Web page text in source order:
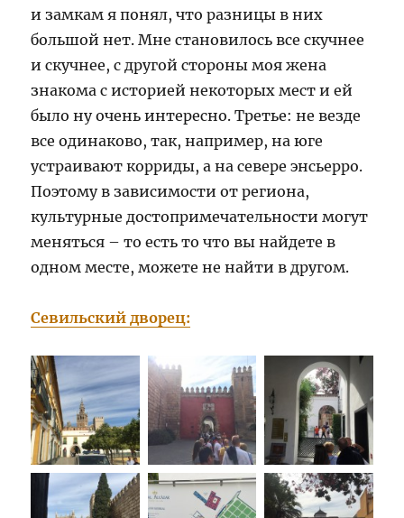
и замкам я понял, что разницы в них
большой нет. Мне становилось все скучнее
и скучнее, с другой стороны моя жена
знакома с историей некоторых мест и ей
было ну очень интересно. Третье: не везде
все одинаково, так, например, на юге
устраивают корриды, а на севере энсьерро.
Поэтому в зависимости от региона,
культурные достопримечательности могут
меняться – то есть то что вы найдете в
одном месте, можете не найти в другом.
Севильский дворец: